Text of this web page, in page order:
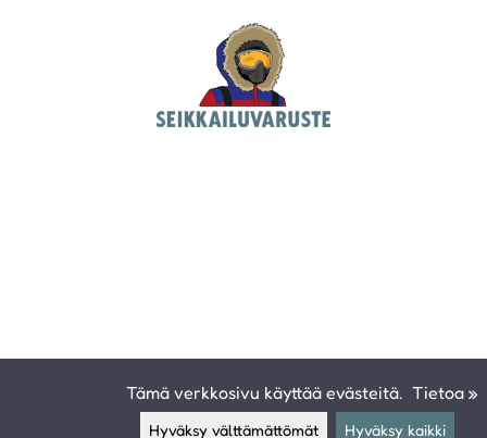
Tämä verkkosivu käyttää evästeitä. Tietoa »
Hyväksy välttämättömät Hyväksy kaikki